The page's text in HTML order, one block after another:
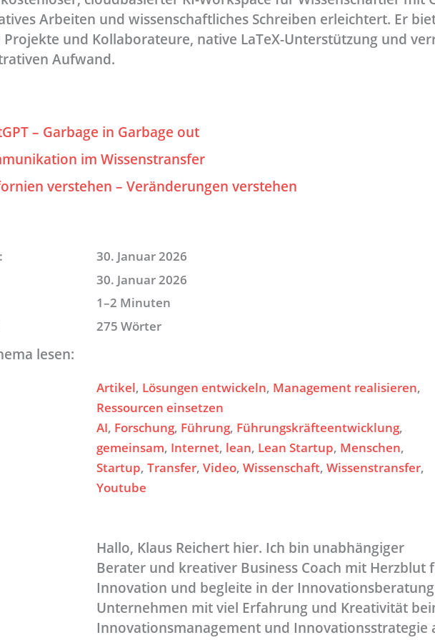
Arbeiten und wissenschaftliches Schreiben erleichtert. Er
und Kollaborateure, native LaTeX-Unterstützung und
Aufwand.
– Garbage in Garbage out
im Wissenstransfer
verstehen – Veränderungen verstehen
30. Januar 2026
30. Januar 2026
1–2 Minuten
275 Wörter
lesen:
Artikel, Lösungen entwickeln, Management realisieren
Ressourcen einsetzen
AI, Forschung, Führung, Führungskräfteentwicklung
gemeinsam, Internet, lean, Lean Startup, Menschen
Startup, Transfer, Video, Wissenschaft, Wissenstransfer
Youtube
Hallo, Klaus Reichert hier. Ich bin unabhängiger
Berater und kreativer Business Coach mit Herzblut
Innovation und begleite in der Innovationsberatung
Unternehmen mit viel Erfahrung und Kreativität
Innovationsmanagement und Innovationsstrategie